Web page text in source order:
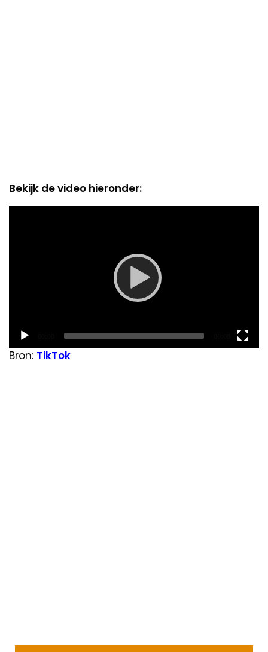
Bekijk de video hieronder:
duration
Bron: TikTok